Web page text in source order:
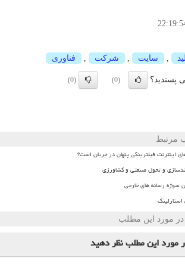
سایت شركت فناوری
پسندید؟ (0)
(0)
مرتبط
اینترنت فیلترینگی پنهان در جریان است؟
و تحول صنعتی و کشاورزی
سوژه رسانه های خارجی
استارلینک
در مورد این مطلب
مورد این مطلبنظر دهید